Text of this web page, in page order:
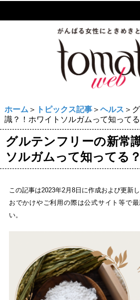
ホーム ＞ トピックス記事＞ ヘルス ＞
識？！ホワイトソルガムって知ってる
グルテンフリーの新常
ソルガムって知ってる？
この記事は2023年2月8日に作成および更新し
おでかけやご利用の際は公式サイト等で
い。